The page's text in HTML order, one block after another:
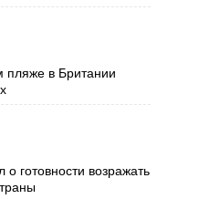
пляже в Британии
готовности возражать